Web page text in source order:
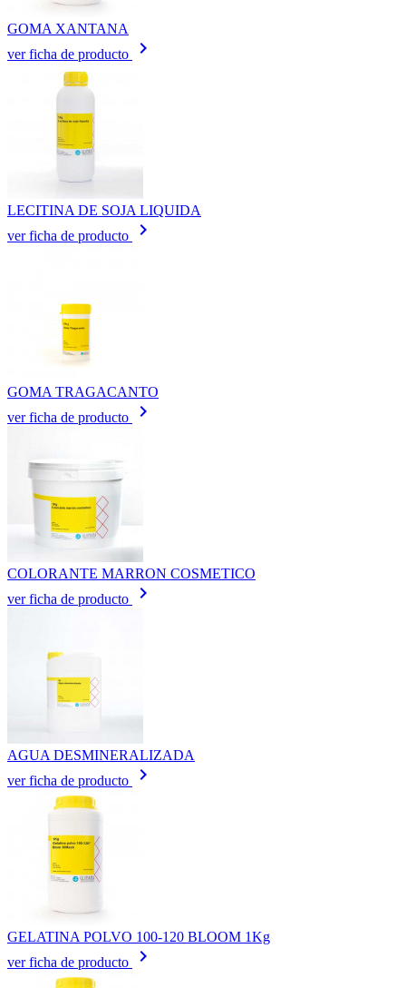
GOMA XANTANA
ver ficha de producto
keyboard_arrow_right
LECITINA DE SOJA LIQUIDA
ver ficha de producto
keyboard_arrow_right
GOMA TRAGACANTO
ver ficha de producto
keyboard_arrow_right
COLORANTE MARRON COSMETICO
ver ficha de producto
keyboard_arrow_right
AGUA DESMINERALIZADA
ver ficha de producto
keyboard_arrow_right
GELATINA POLVO 100-120 BLOOM 1Kg
ver ficha de producto
keyboard_arrow_right